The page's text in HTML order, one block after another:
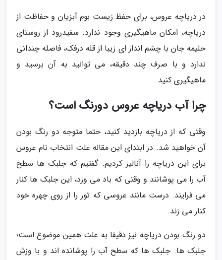
در دریاچه عروس، برای حفظ زیست بوم آبزیان و حفاظت از
دریاچه، امکان ماهیگیری وجود ندارد. سفیدرود از روستای
حلیمه جان با چشم انداز ای زیبا از قله درفک، فاصله چندانی
ندارد و با صرف چند دقیقه، می توانید به آن برسید و
ماهیگیری کنید.
چرا آب دریاچه عروس دورنگ است؟
وقتی که از دریاچه بازدید کنید، حتما متوجه دو رنگ بودن
آن خواهید شد. در ابتدای این مقاله علت انتخاب نام عروس
برای این دریاچه را آنالیز کردیم. گفتیم که جلبک ها سطح
آب را می پوشانند و وقتی که باد می وزد، این جلبک ها کنار
می فرایند. درست مانند عروسی که تور را از روی چهره خود
کنار می زند.
دو رنگ بودن دریاچه نیز دقیقا به علت همین موضوع است؛
جلبک ها. جلبک ها که سطح آب را پوشانده اند و با وزش